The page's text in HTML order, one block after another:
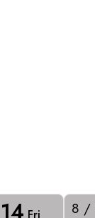
14 Fri 8 /